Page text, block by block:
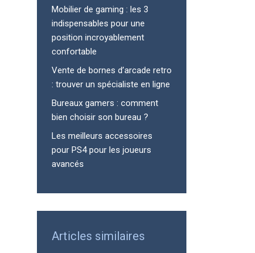
Mobilier de gaming : les 3
indispensables pour une
position incroyablement
confortable
Vente de bornes d’arcade retro
: trouver un spécialiste en ligne
Bureaux gamers : comment
bien choisir son bureau ?
Les meilleurs accessoires
pour PS4 pour les joueurs
avancés
Articles similaires